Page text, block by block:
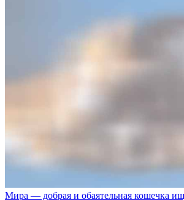
Мира — добрая и обаятельная кошечка